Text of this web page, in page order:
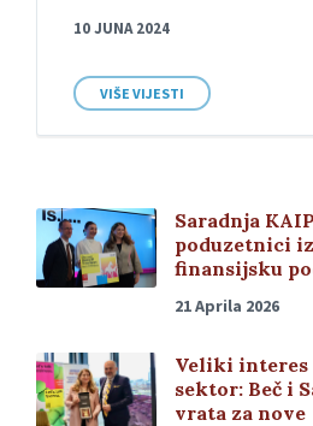
10 JUNA 2024
VIŠE VIJESTI
Saradnja
poduzetnici
finansijsku
21 Aprila 2026
Veliki interes
sektor: Beč i
vrata za